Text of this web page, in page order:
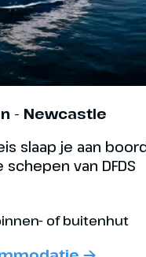
Railway &
Na het ontbijt rijden
- Newcastle
slaap je aan
van DFDS
of buitenhut